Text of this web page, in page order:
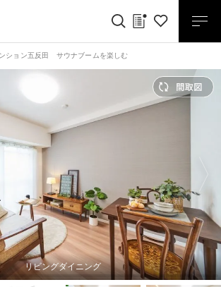
ション五反田 サウナブームを楽しむ
リビングダイニング